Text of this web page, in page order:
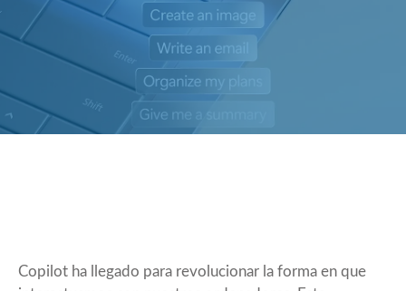
Copilot ha llegado para revolucionar la forma en que